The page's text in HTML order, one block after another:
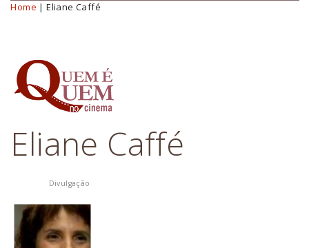
Você está aqui
Home | Eliane Caffé
Eliane Caffé
Divulgação